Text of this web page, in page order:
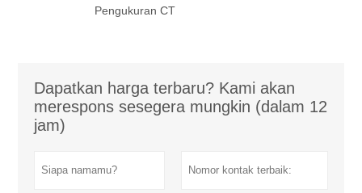
Pengukuran CT
Dapatkan harga terbaru? Kami akan
merespons sesegera mungkin (dalam 12
jam)